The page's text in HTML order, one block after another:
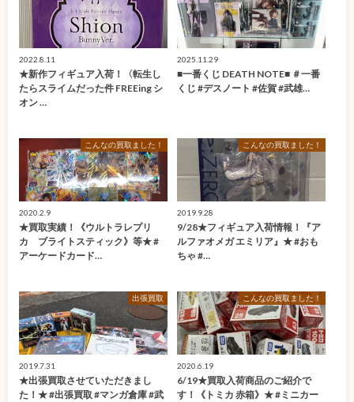
2022.8.11
★新作フィギュア入荷！〈転生し
たらスライムだった件 FREEing シ
オン …
2025.11.29
■一番くじ DEATH NOTE■ ＃一番
くじ #デスノート #佐賀 #武雄…
こんなの買取ました！
2020.2.9
★買取実績！《ウルトラレプリ
カ ブライトスティック》等★ #
アーケードカード…
こんなの買取ました！
2019.9.28
9/28★フィギュア入荷情報！『ア
ルファオメガ エミリア』★ #おも
ちゃ #…
出張買取
2019.7.31
★出張買取させていただきまし
た！★ #出張買取 #マンガ倉庫 #武
こんなの買取ました！
2020.6.19
6/19★買取入荷商品のご紹介で
す！《トミカ 赤箱》★ #ミニカー